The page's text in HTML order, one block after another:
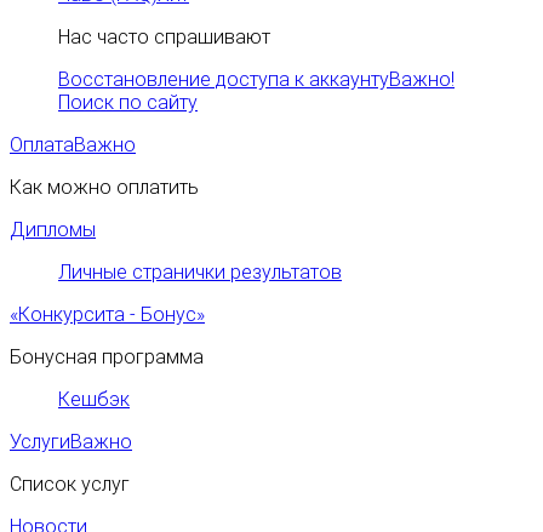
Нас часто спрашивают
Восстановление доступа к аккаунтуВажно!
Поиск по сайту
ОплатаВажно
Как можно оплатить
Дипломы
Личные странички результатов
«Конкурсита - Бонус»
Бонусная программа
Кешбэк
УслугиВажно
Список услуг
Новости